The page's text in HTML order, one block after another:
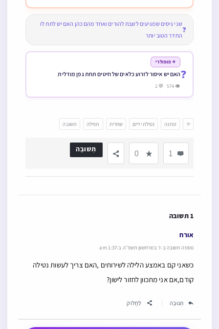
❓
שני גיסים שמגיעים לשבת להורים ואחד מהם כהן האם יש לתת לו
החדר הטוב יותר
❓
⭐ פופולרי
האם יש איסור לזרוע כלאים של חיטים תחת גפן מודלית
👁 574 💬 2
יד מתנה נטילת ידיים שחרית תפילה תשובה
1
0 תְשׁוּבָה
1 תשובה
אורח
נוספה תשובה ב-ז׳ במרחשוון תשפ״ה ב-1:37 am
כשאני קם באמצע הלילה לשירותים ,האם צריך לעשות נטילה
קודם,אם אני מתכוון לחזור לישון?
תְגוּבָה לַחֲלוֹק